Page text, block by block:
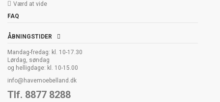
Værd at vide
FAQ
ÅBNINGSTIDER
Mandag-fredag: kl. 10-17.30
Lørdag, søndag
og helligdage: kl. 10-15.00
info@havemoebelland.dk
Tlf. 8877 8288